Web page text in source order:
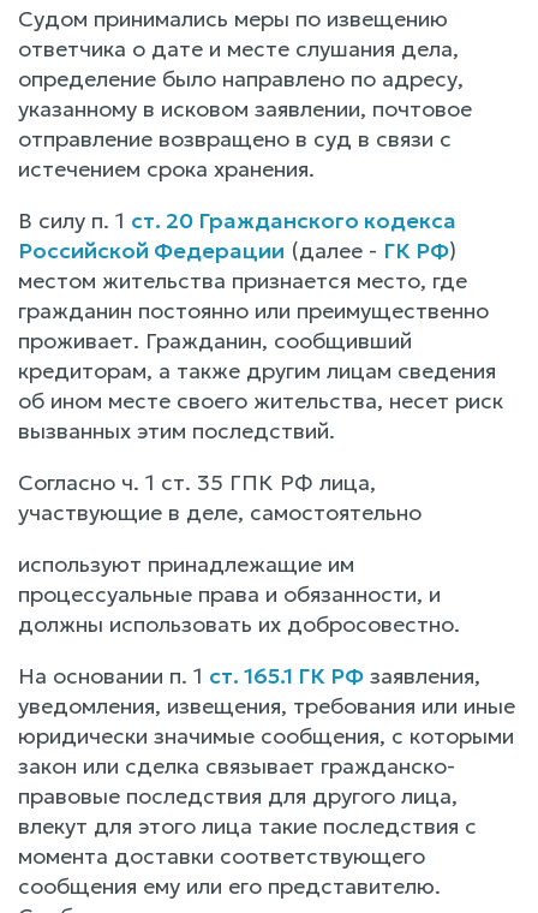
Судом принимались меры по извещению
ответчика о дате и месте слушания дела,
определение было направлено по адресу,
указанному в исковом заявлении, почтовое
отправление возвращено в суд в связи с
истечением срока хранения.
В силу п. 1 ст. 20 Гражданского кодекса
Российской Федерации (далее - ГК РФ)
местом жительства признается место, где
гражданин постоянно или преимущественно
проживает. Гражданин, сообщивший
кредиторам, а также другим лицам сведения
об ином месте своего жительства, несет риск
вызванных этим последствий.
Согласно ч. 1 ст. 35 ГПК РФ лица,
участвующие в деле, самостоятельно
используют принадлежащие им
процессуальные права и обязанности, и
должны использовать их добросовестно.
На основании п. 1 ст. 165.1 ГК РФ заявления,
уведомления, извещения, требования или иные
юридически значимые сообщения, с которыми
закон или сделка связывает гражданско-
правовые последствия для другого лица,
влекут для этого лица такие последствия с
момента доставки соответствующего
сообщения ему или его представителю.